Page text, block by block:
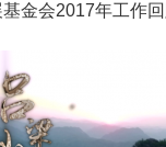
金会2017年工作